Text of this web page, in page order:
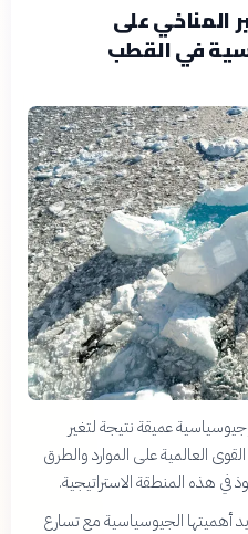
المناخي على
في القطب
عميقة نتيجة لتغير
العالمية على الموارد والطرق
في هذه المنطقة الاستراتيجية.
أهميتها الجيوسياسية مع تسارع